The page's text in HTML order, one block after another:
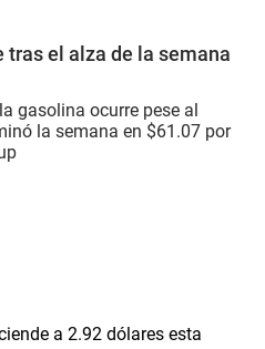
tras el alza de la semana
gasolina ocurre pese al
la semana en $61.07 por